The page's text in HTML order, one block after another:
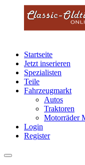
Startseite
Jetzt inserieren
Spezialisten
Teile
Fahrzeugmarkt
Autos
Traktoren
Motorräder
Login
Register